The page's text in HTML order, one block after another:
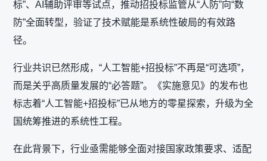
标”、AI辅助评审等试点，推动招投标监管从“人防”向“数
防”全面转型，验证了技术赋能是系统性破局的有效路
径。
行业共识已然形成，“人工智能+招投标”不再是“可选项”，
而是关乎高质量发展的“必答题”。《实施意见》的发布也
标志着“人工智能+招投标”已从地方的零星探索，升级为全
国统筹推进的系统性工程。
在此背景下，行业亟需能够全面对接国家政策要求、适配